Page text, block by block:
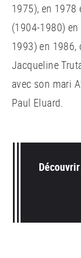
1975), en 1978
(1904-1980)
1993) en 1986,
Jacqueline
avec son mari
Paul Eluard.